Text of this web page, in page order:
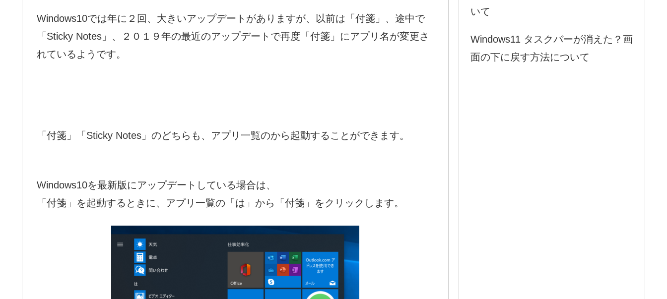
Windows10では年に２回、大きいアップデートがありますが、以前は「付箋」、途中で
「Sticky Notes」、２０１９年の最近のアップデートで再度「付箋」にアプリ名が変更さ
れているようです。
「付箋」「Sticky Notes」のどちらも、アプリ一覧のから起動することができます。
Windows10を最新版にアップデートしている場合は、
「付箋」を起動するときに、アプリ一覧の「は」から「付箋」をクリックします。
いて
Windows11 タスクバーが消えた？画
面の下に戻す方法について